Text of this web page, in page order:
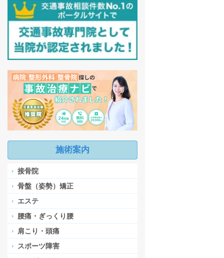
施術案内
接骨院
骨盤（姿勢）矯正
エステ
腰痛・ぎっくり腰
肩こり・頭痛
スポーツ障害